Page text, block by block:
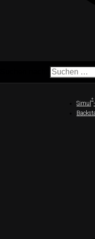
Simul
+